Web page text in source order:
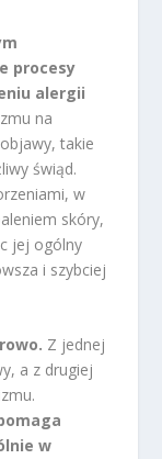
procesy
alergii
na
takie
świąd.
w
skóry,
jej ogólny
i szybciej
Z jednej
a z drugiej
w